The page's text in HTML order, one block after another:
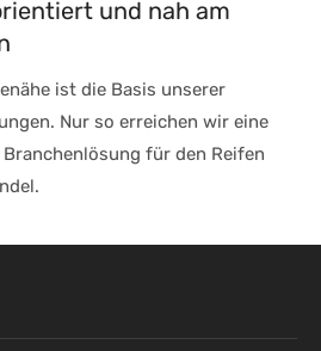
und nah am
ist die Basis unserer
Nur so erreichen wir eine
für den Reifen